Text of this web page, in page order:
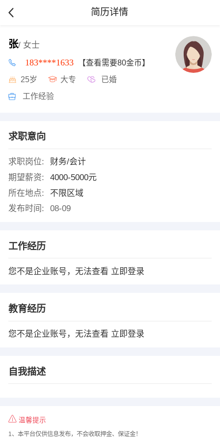
简历详情
张/ 女士
183****1633 【查看需要80金币】
25岁 大专 已婚
工作经验
求职意向
求职岗位:
财务/会计
期望薪资:
4000-5000元
所在地点:
不限区域
发布时间:
08-09
工作经历
您不是企业账号，无法查看 立即登录
教育经历
您不是企业账号，无法查看 立即登录
自我描述
温馨提示
1、本平台仅供信息发布，不会收取押金、保证金！